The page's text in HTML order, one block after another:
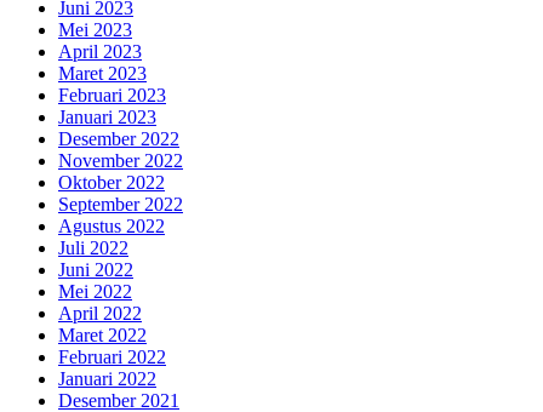
Juni 2023
Mei 2023
April 2023
Maret 2023
Februari 2023
Januari 2023
Desember 2022
November 2022
Oktober 2022
September 2022
Agustus 2022
Juli 2022
Juni 2022
Mei 2022
April 2022
Maret 2022
Februari 2022
Januari 2022
Desember 2021